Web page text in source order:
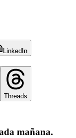
LinkedIn
Threads
mañana.